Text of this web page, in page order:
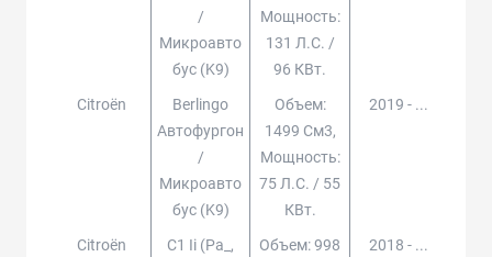
/
Микроавто
Бус (k9)
Мощность:
131 Л.с. /
96 КВт.
Citroën
Berlingo
Автофургон
/
Микроавто
Бус (k9)
Объем:
1499 См3,
Мощность:
75 Л.с. / 55
КВт.
2019 - ...
Citroën
C1 Ii (pa_,
Объем: 998
2018 - ...